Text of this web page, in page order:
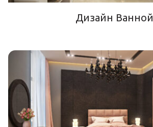
Дизайн Ванной